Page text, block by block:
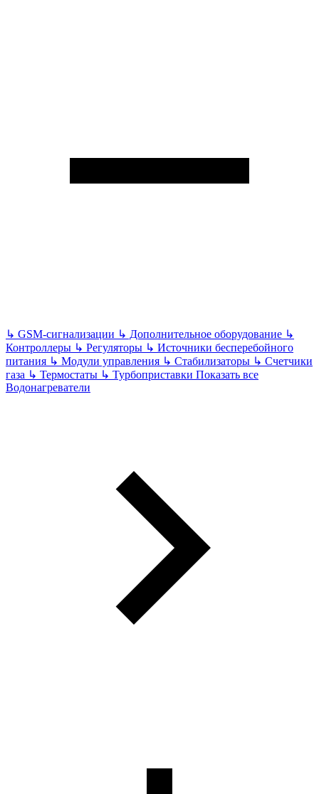
↳ GSM-сигнализации ↳ Дополнительное оборудование ↳
Контроллеры ↳ Регуляторы ↳ Источники бесперебойного
питания ↳ Модули управления ↳ Стабилизаторы ↳ Счетчики
газа ↳ Термостаты ↳ Турбоприставки Показать все
Водонагреватели